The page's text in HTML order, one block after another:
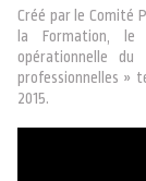
Créé par le Comité
la Formation, le
opérationnelle du
professionnelles »
2015.